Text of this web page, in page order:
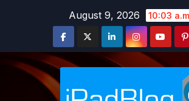
August 9, 2026 10:03